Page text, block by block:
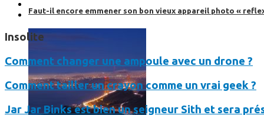
Faut-il encore emmener son bon vieux appareil photo «
Insolite
Comment changer une ampoule avec un drone ?
Comment tailler un crayon comme un vrai geek ?
Jar Jar Binks est bien un seigneur Sith et sera